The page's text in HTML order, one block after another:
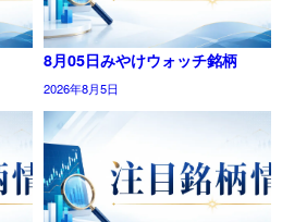
8月05日みやけウォッチ銘柄
2026年8月5日